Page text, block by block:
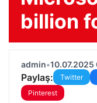
billion
admin•10.07.2025
Paylaş: Twitter
Pinterest